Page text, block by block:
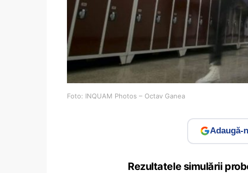
Foto: INQUAM Photos – Octav Ganea
Adaugă-
Rezultatele simulării